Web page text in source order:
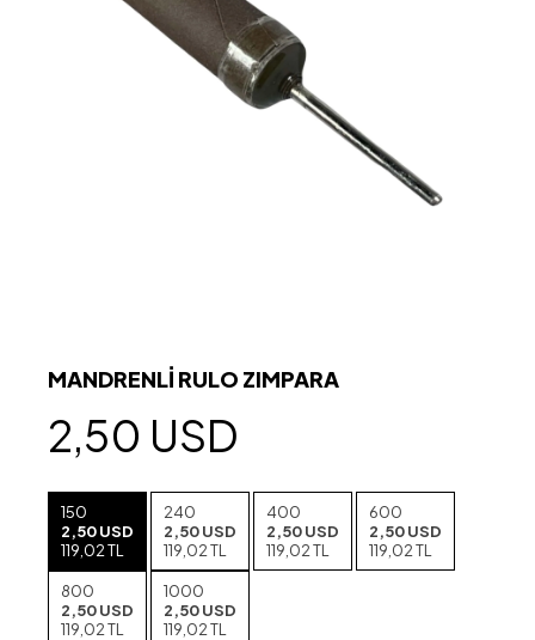
MANDRENLİ RULO ZIMPARA
2,50 USD
150
2,50 USD
119,02 TL
240
2,50 USD
119,02 TL
400
2,50 USD
119,02 TL
600
2,50 USD
119,02 TL
800
2,50 USD
119,02 TL
1000
2,50 USD
119,02 TL